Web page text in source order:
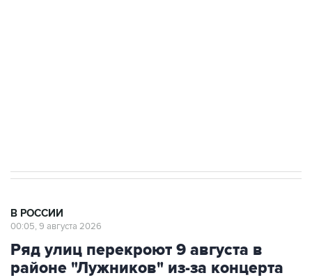
В РОССИИ
00:05, 9 августа 2026
Ряд улиц перекроют 9 августа в
районе "Лужников" из-за концерта